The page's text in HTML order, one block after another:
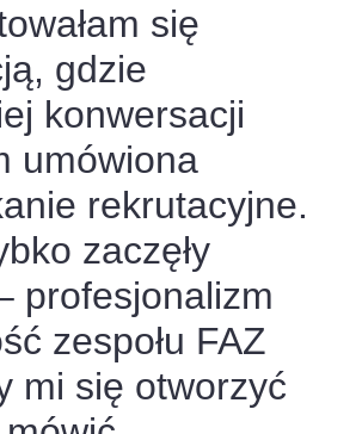
się
gdzie
konwersacji
umówiona
rekrutacyjne.
zaczęły
profesjonalizm
zespołu FAZ
mi się otworzyć